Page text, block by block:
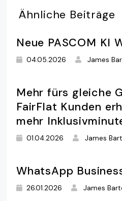
Ähnliche Beiträge
Neue PASCOM KI
04.05.2026 James
Mehr fürs gleiche
FairFlat Kunden
mehr
01.04.2026 James
WhatsApp
26.01.2026 James